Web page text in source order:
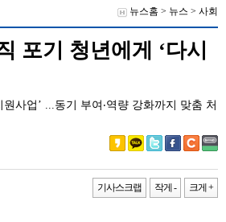
뉴스홈 > 뉴스 > 사회
포기 청년에게 ‘다시
사업’ ...동기 부여‧역량 강화까지 맞춤 처
기사스크랩 작게 - 크게 +